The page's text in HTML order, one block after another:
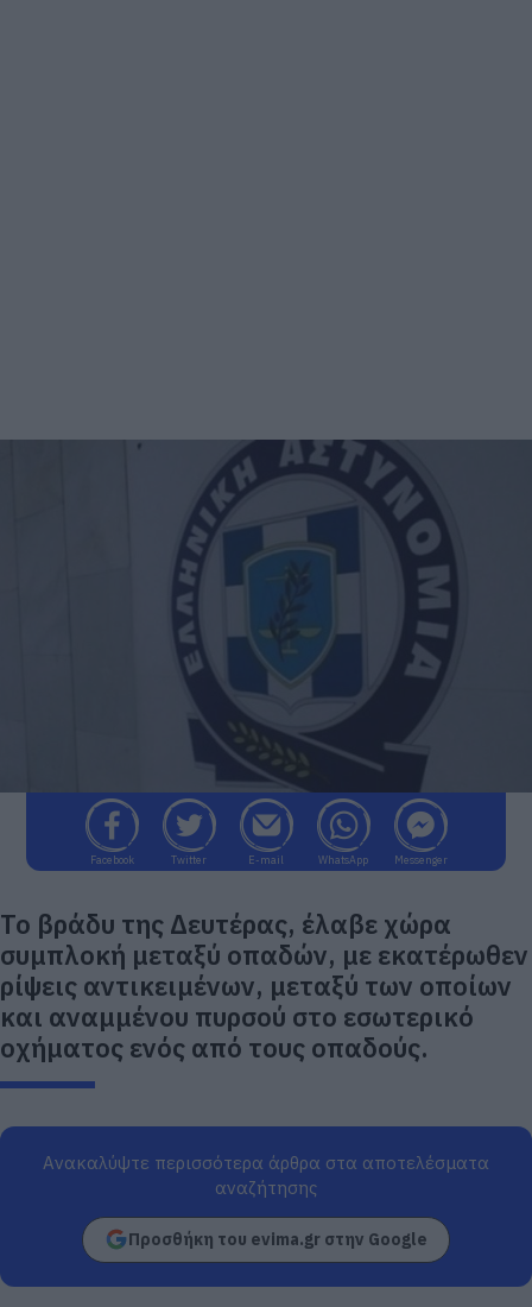
Facebook Twitter E-mail WhatsApp Messenger
Το βράδυ της Δευτέρας, έλαβε χώρα
συμπλοκή μεταξύ οπαδών, με εκατέρωθεν
ρίψεις αντικειμένων, μεταξύ των οποίων
και αναμμένου πυρσού στο εσωτερικό
οχήματος ενός από τους οπαδούς.
Ανακαλύψτε περισσότερα άρθρα στα αποτελέσματα
αναζήτησης
Προσθήκη του evima.gr στην Google